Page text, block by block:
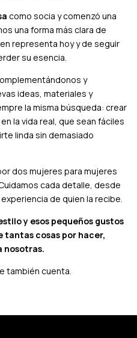
como socia y comenzó una
una forma más clara de
representa hoy y de seguir
su esencia.
y
ideas, materiales y
la misma búsqueda: crear
la vida real, que sean fáciles
linda sin demasiado
dos mujeres para mujeres
cada detalle, desde
de quien la recibe.
y esos pequeños gustos
tantas cosas por hacer,
nosotras.
también cuenta.